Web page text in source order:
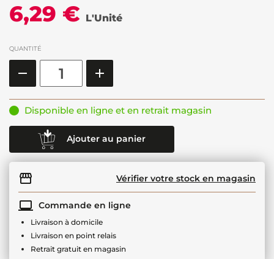
6,29 € L'Unité
QUANTITÉ
Disponible en ligne et en retrait magasin
Ajouter au panier
Vérifier votre stock en magasin
Commande en ligne
Livraison à domicile
Livraison en point relais
Retrait gratuit en magasin